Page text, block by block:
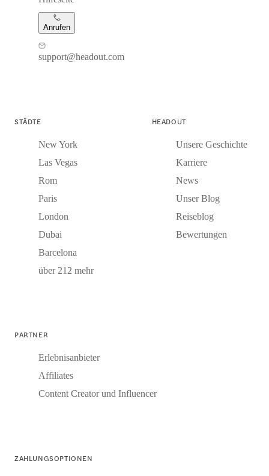
Anrufen
support@headout.com
STÄDTE
New York
Las Vegas
Rom
Paris
London
Dubai
Barcelona
über 212 mehr
HEADOUT
Unsere Geschichte
Karriere
News
Unser Blog
Reiseblog
Bewertungen
PARTNER
Erlebnisanbieter
Affiliates
Content Creator und Influencer
ZAHLUNGSOPTIONEN